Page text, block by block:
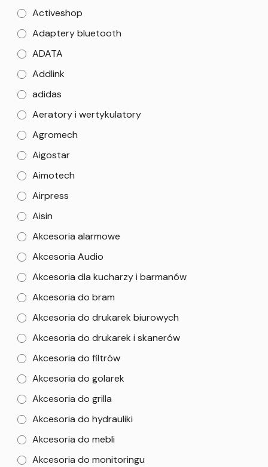
Activeshop
Adaptery bluetooth
ADATA
Addlink
adidas
Aeratory i wertykulatory
Agromech
Aigostar
Aimotech
Airpress
Aisin
Akcesoria alarmowe
Akcesoria Audio
Akcesoria dla kucharzy i barmanów
Akcesoria do bram
Akcesoria do drukarek biurowych
Akcesoria do drukarek i skanerów
Akcesoria do filtrów
Akcesoria do golarek
Akcesoria do grilla
Akcesoria do hydrauliki
Akcesoria do mebli
Akcesoria do monitoringu